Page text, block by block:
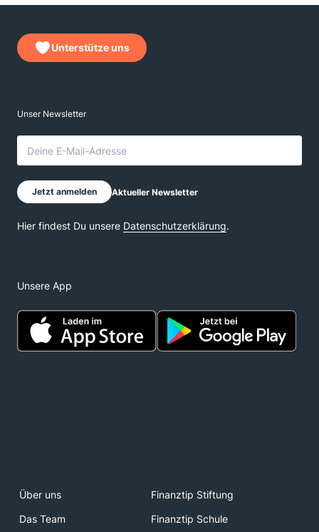
Unterstütze uns
Unsere App
Über uns
Finanztip Stiftung
Das Team
Finanztip Schule